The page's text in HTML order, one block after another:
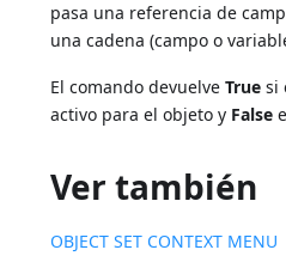
pasa una referencia de
una cadena (campo o
El comando devuelveTrue si
activo para el objeto y False
Ver también
OBJECT SET CONTEXT MENU